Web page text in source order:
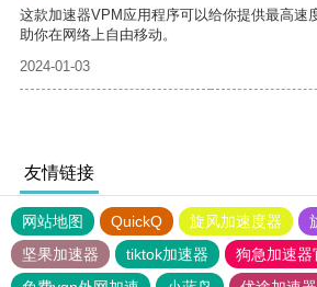
这款加速器VPM应用程序可以给你提供最高速
助你在网络上自由移动。
2024-01-03
友情链接
网站地图 QuickQ 旋风加速度器
坚果加速器
tiktok加速器
狗急加速器